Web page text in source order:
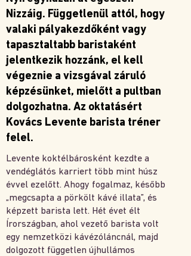
Nizzáig. Függetlenül attól, hogy
valaki pályakezdőként vagy
tapasztaltabb baristaként
jelentkezik hozzánk, el kell
végeznie a vizsgával záruló
képzésünket, mielőtt a pultban
dolgozhatna. Az oktatásért
Kovács Levente barista tréner
felel.
Levente koktélbárosként kezdte a
vendéglátós karriert több mint húsz
évvel ezelőtt. Ahogy fogalmaz, később
„megcsapta a pörkölt kávé illata”, és
képzett barista lett. Hét évet élt
Írországban, ahol vezető barista volt
egy nemzetközi kávézóláncnál, majd
dolgozott független újhullámos